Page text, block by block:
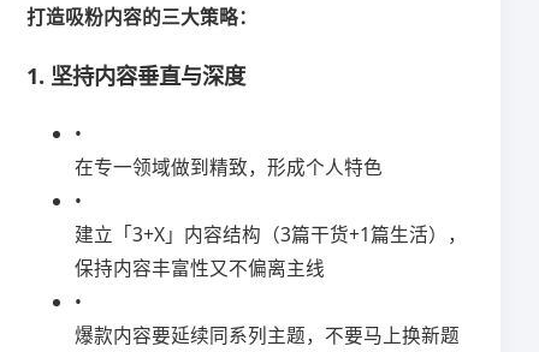
​打造吸粉内容的三大策略：​
​1. 坚持内容垂直与深度​
•
在专一领域做到精致，形成个人特色
•
建立「3+X」内容结构（3篇干货+1篇生活），
保持内容丰富性又不偏离主线
•
爆款内容要延续同系列主题，不要马上换新题